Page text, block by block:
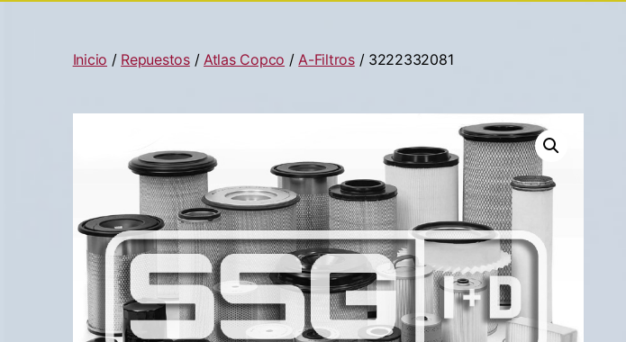
Inicio / Repuestos/ Atlas Copco / A-Filtros/ 3222332081